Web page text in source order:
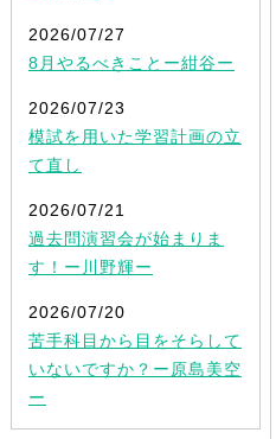
2026/07/27
8月やるべきことー紺谷ー
2026/07/23
模試を用いた学習計画の立
て直し
2026/07/21
過去問演習会が始まりま
す！ー川野輝ー
2026/07/20
苦手科目から目をそらして
いないですか？ー原島美空
ー